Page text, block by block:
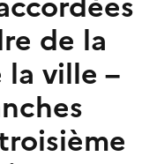
de la
ville –